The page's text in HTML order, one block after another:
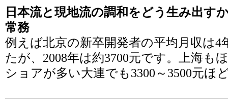
日本流と現地流の調和をどう生み出
常務
例えば北京の新卒開発者の平均月収は4
たが、2008年は約3700元です。上海も
ショアが多い大連でも3300～3500元ほ